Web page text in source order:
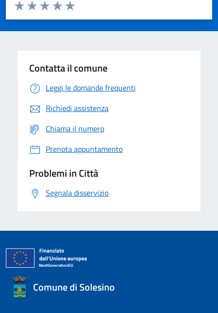
Domanda
Valuta da 1 a 5 stelle la pagina
Valuta 5 stelle su 5
Valuta 4 stelle su 5
Valuta 3 stelle su 5
Valuta 2 stelle su 5
Valuta 1 stelle su 5
Contatta il comune
Leggi le domande frequenti
Richiedi assistenza
Chiama il numero
Prenota appuntamento
Problemi in Città
Segnala disservizio
Comune di Solesino